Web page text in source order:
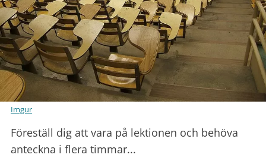
Imgur
Föreställ dig att vara på lektionen och behöva
anteckna i flera timmar...